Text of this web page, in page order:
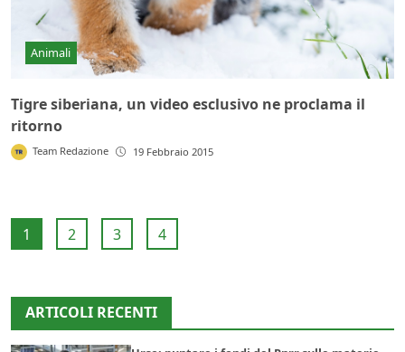
Animali
Tigre siberiana, un video esclusivo ne proclama il
ritorno
Team Redazione 19 Febbraio 2015
1 2 3 4
ARTICOLI RECENTI